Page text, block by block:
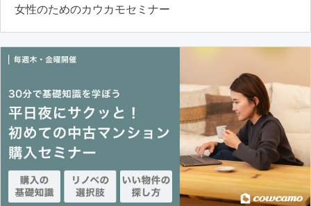
女性のためのカウカモセミナー